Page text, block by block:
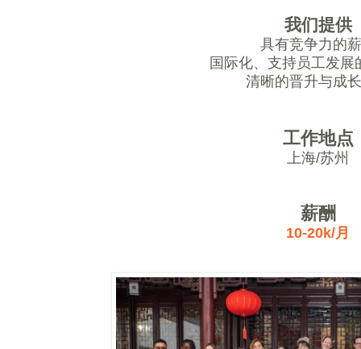
我们提供
具有竞争力的
国际化、支持员工发展
清晰的晋升与成
工作地点
上海/苏州
薪酬
10-20k/月